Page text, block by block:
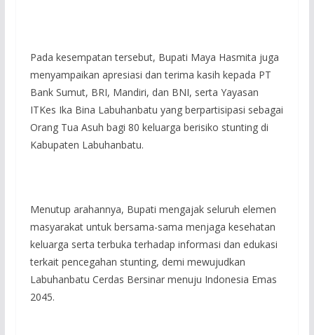
Pada kesempatan tersebut, Bupati Maya Hasmita juga
menyampaikan apresiasi dan terima kasih kepada PT
Bank Sumut, BRI, Mandiri, dan BNI, serta Yayasan
ITKes Ika Bina Labuhanbatu yang berpartisipasi sebagai
Orang Tua Asuh bagi 80 keluarga berisiko stunting di
Kabupaten Labuhanbatu.
Menutup arahannya, Bupati mengajak seluruh elemen
masyarakat untuk bersama-sama menjaga kesehatan
keluarga serta terbuka terhadap informasi dan edukasi
terkait pencegahan stunting, demi mewujudkan
Labuhanbatu Cerdas Bersinar menuju Indonesia Emas
2045.